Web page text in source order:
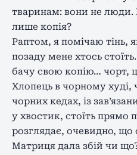
тваринам: вони не люди.
лише копія?
Раптом, я помічаю тінь,
позаду мене хтось
бачу свою копію… чорт,
Хлопець в чорному
чорних кедах, із
у хвостик, стоїть прямо
розглядає, очевидно, що
Матриця дала збій чи